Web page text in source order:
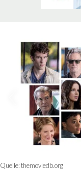
Quelle:themoviedb.org